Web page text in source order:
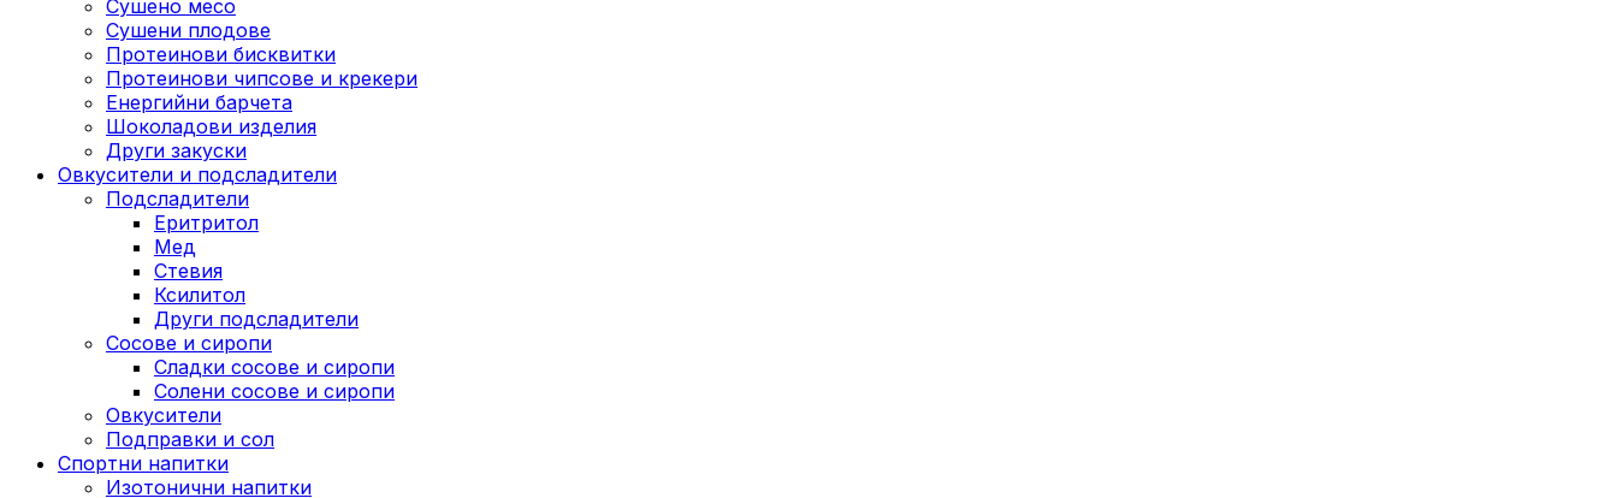
Сушено месо
Сушени плодове
Протеинови бисквитки
Протеинови чипсове и крекери
Енергийни барчета
Шоколадови изделия
Други закуски
Овкусители и подсладители
Подсладители
Еритритол
Мед
Стевия
Ксилитол
Други подсладители
Сосове и сиропи
Сладки сосове и сиропи
Солени сосове и сиропи
Овкусители
Подправки и сол
Спортни напитки
Изотонични напитки